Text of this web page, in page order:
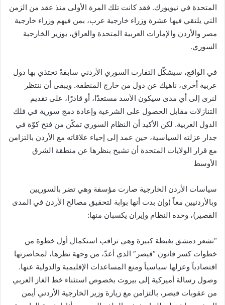
المتحدة في نيويورك. فقد كانت تلك المرة الأولى منذ عقد من الزمن
التي يلتقي فيها عشرة وزراء خارجية عرب، بمن فيهم وزراء خارجية
مصر والأردن والإمارات العربية المتحدة والعراق، بوزير الخارجية
السوري.
في الواقع، سيشكّل التقارب السوري الأردني سابقةً تحتذي بها دول
عربية أخرى، ناهيك عن دول من خارج المنطقة. ويبقى أن ننتظر
لنرى إلى أي مدى سيكون الأسد مستعدًا، أو قادرًا، على تقديم
التنازلات مقابل الحصول على الشرعية وإعادة دمج سورية في فلك
الدول العربية. لكن الأكيد أن النظام السوري تمكّن من فتح كوّة في
جدار عزلته السياسية، حين عمد إلى إحياء علاقاته مع الأردن بالتزامن
مع قرار الولايات المتحدة أن تشيح بنظرها عن منطقة الشرق
الأوسط
سياسات الأردن الخارجية صارت مؤسفة وهي تضر بالسوريين
وبالأردنيين معاً (وإن بدت أنها بوابة لتحقيق مصالح الأردن في المدى
القصير)، وحده النظام وإيران يكسبان منها:
“تشعر دمشق بغبطة كبيرة وهي تراقب استكمال أول خطوة من
خطوات كسر قانون “قيصر” الذي أعدّ، من وجهة نظرها، لمحاصرتها
اقتصادياً وعزلها سياسياً ومنع المساعدات الإقليمية والدولية عنها.
وصول رسالة أميركية إلى بيروت بخصوص استثناء خط الغاز العربي
من عقوبات قيصر، بالتزامن مع زيارة وزير الخارجية الأردني أيمن